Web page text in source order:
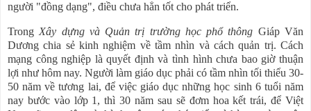
người "đồng dạng", điều chưa hẳn tốt cho phát triển.
Trong Xây dựng và Quản trị trường học phổ thông Giáp Văn
Dương chia sẻ kinh nghiệm về tầm nhìn và cách quản trị. Cách
mạng công nghiệp là quyết định và tình hình chưa bao giờ thuận
lợi như hôm nay. Người làm giáo dục phải có tầm nhìn tối thiểu 30-
50 năm về tương lai, để việc giáo dục những học sinh 6 tuổi năm
nay bước vào lớp 1, thì 30 năm sau sẽ đơm hoa kết trái, để Việt